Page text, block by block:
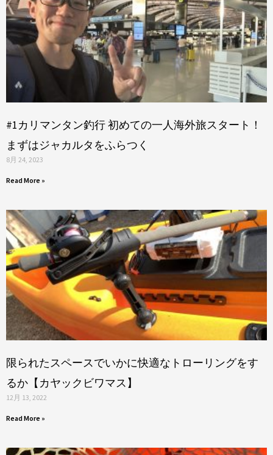
#1カリマンタン釣行 初めての一人海外旅スタート！
まずはジャカルタをふらつく
8月 24, 2023
Read More »
限られたスペースでいかに快適なトローリングをす
るか【カヤックビワマス】
12月 13, 2022
Read More »